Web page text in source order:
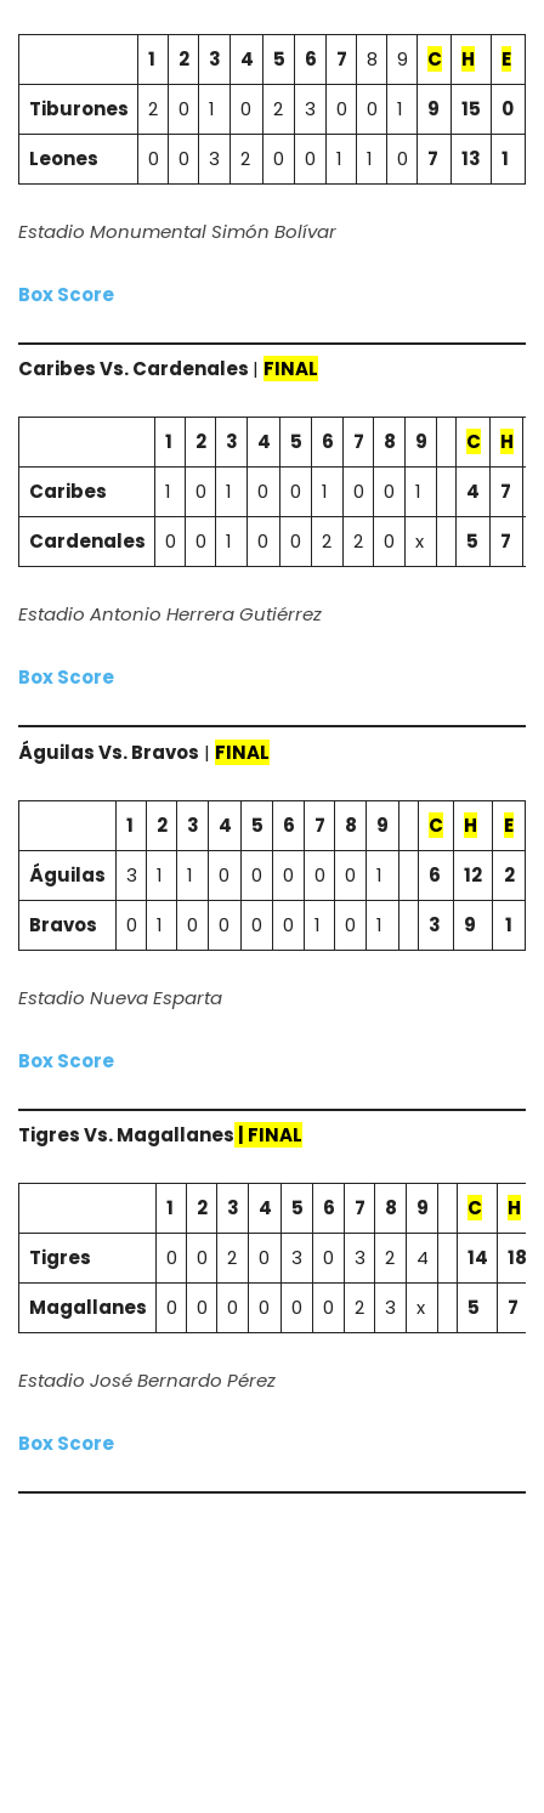
1 2 3 4 5 6 7 8 9 C H
E
Tiburones
2 0 1 0 2 3 0 0 1 9 15
0
Leones
0 0 3 2 0 0 1 1 0 7 13 1
Estadio Monumental Simón Bolívar
Box Score
CaribesVs.Cardenales | FINAL
1 2 3 4 5 6 7 8 9 C H
Caribes
1 0 1 0 0 1 0 0 1 4 7
Cardenales
0 0 1 0 0 2 2 0 x 5 7
Estadio Antonio Herrera Gutiérrez
Box Score
ÁguilasVs.Bravos | FINAL
1 2 3 4 5 6 7 8 9 C H
E
Águilas
3 1 1 0 0 0 0 0 1 6 12
2
Bravos
0 1 0 0 0 0 1 0 1 3 9 1
Estadio Nueva Esparta
Box Score
TigresVs.Magallanes FINAL
1 2 3 4 5 6 7 8 9 C
H
Tigres
0 0 2 0 3 0 3 2 4 14
18
Magallanes
0 0 0 0 0 0 2 3 x 5 7
Estadio José Bernardo Pérez
Box Score